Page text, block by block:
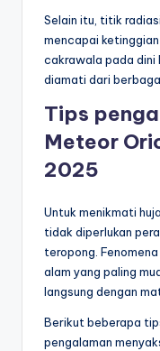
Selain itu, titik
mencapai
cakrawala pada dini
diamati dari
Tips
Meteor
2025
Untuk menikmati
tidak diperlukan
teropong.
alam yang paling
langsung dengan
Berikut beberapa
pengalaman